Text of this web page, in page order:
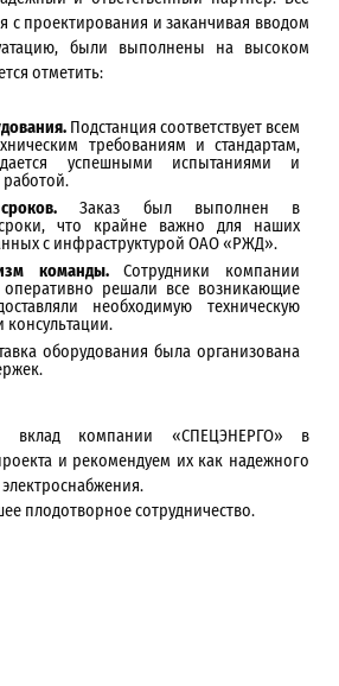
с проектирования и заканчивая вводом
были выполнены на высоком
отметить:
Подстанция соответствует всем
требованиям и стандартам,
успешными испытаниями и
Заказ был выполнен в
что крайне важно для наших
с инфраструктурой ОАО «РЖД».
команды.Сотрудники компании
решали все возникающие
необходимую техническую
оборудования была организована
компании «СПЕЦЭНЕРГО» в
и рекомендуем их как надежного
плодотворное сотрудничество.